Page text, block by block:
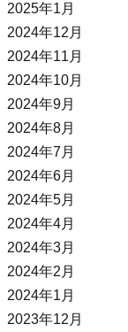
2025年1月
2024年12月
2024年11月
2024年10月
2024年9月
2024年8月
2024年7月
2024年6月
2024年5月
2024年4月
2024年3月
2024年2月
2024年1月
2023年12月